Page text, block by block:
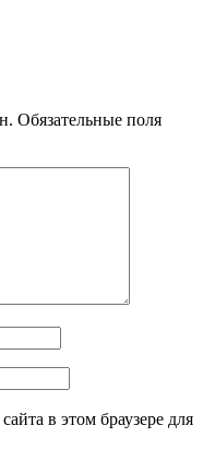
Обязательные поля
в этом браузере для